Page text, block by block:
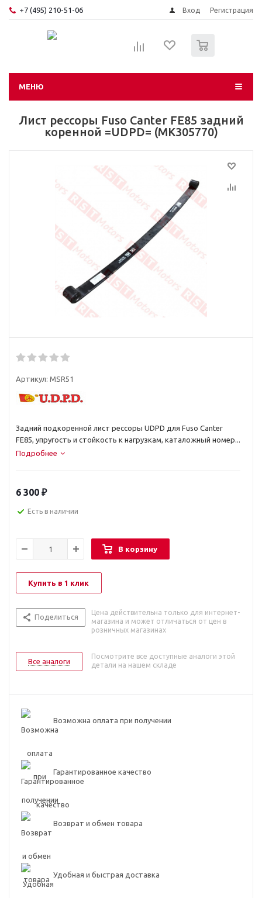
+7 (495) 210-51-06 Вход Регистрация
МЕНЮ
Лист рессоры Fuso Canter FE85 задний
коренной =UDPD= (MK305770)
Артикул: MSR51
Задний подкоренной лист рессоры UDPD для Fuso Canter
FE85, упругость и стойкость к нагрузкам, каталожный номер...
Подробнее
6 300 ₽
Есть в наличии
В корзину
Купить в 1 клик
Поделиться
Цена действительна только для интернет-
магазина и может отличаться от цен в
розничных магазинах
Все аналоги
Посмотрите все доступные аналоги этой
детали на нашем складе
Возможна оплата при получении
Гарантированное качество
Возврат и обмен товара
Удобная и быстрая доставка